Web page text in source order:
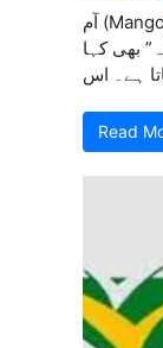
آم (Mango) ایک نہایت مزیدار اور غذائیت سے
بھی کہا
Read